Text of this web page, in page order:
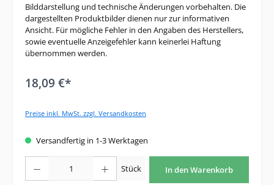
Bilddarstellung und technische Änderungen vorbehalten. Die
dargestellten Produktbilder dienen nur zur informativen
Ansicht. Für mögliche Fehler in den Angaben des Herstellers,
sowie eventuelle Anzeigefehler kann keinerlei Haftung
übernommen werden.
18,09 €*
Preise inkl. MwSt. zzgl. Versandkosten
Versandfertig in 1-3 Werktagen
Produkt Anzahl: Gib den gewünschten Wert ein oder benutze die
Stück In den Warenkorb